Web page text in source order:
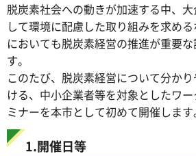
脱炭素社会への動きが加速する中、
して環境に配慮した取り組みを求め
においても脱炭素経営の推進が重要
す。
このたび、脱炭素経営について分か
ける、中小企業者等を対象としたワ
ミナーを本市として初めて開催します
1.開催日等